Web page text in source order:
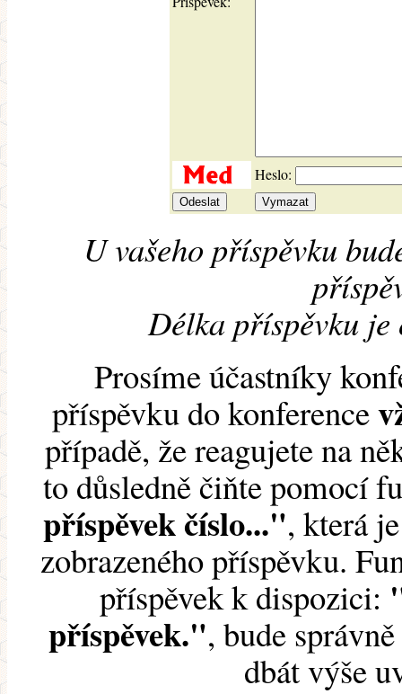
Heslo:
U vašeho příspěvku
Délka příspěvku je
Prosíme účastníky
příspěvku do konference
případě, že reagujete na
to důsledně čiňte pomocí
příspěvek číslo...", která
zobrazeného příspěvku.
příspěvek k dispozici:
příspěvek.", bude
dbát výše